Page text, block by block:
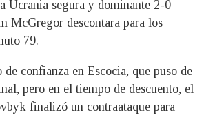
Ucrania segura y dominante 2-0
McGregor descontara para los
79.
confianza en Escocia, que puso de
pero en el tiempo de descuento, el
finalizó un contraataque para